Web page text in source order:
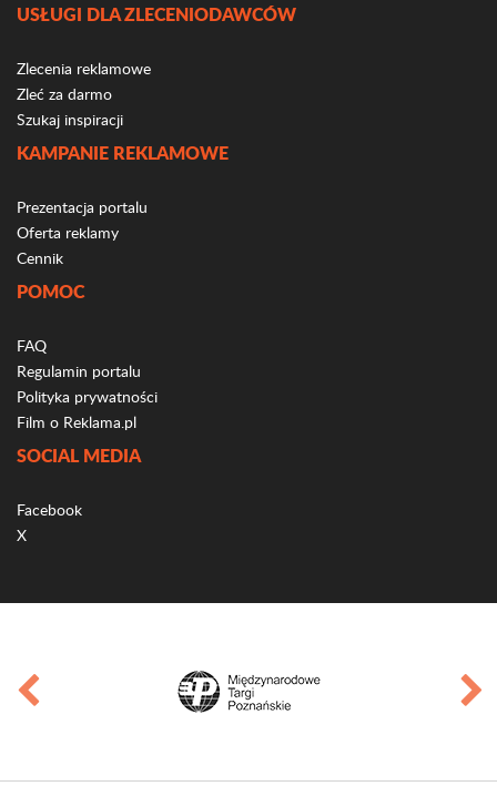
USŁUGI DLA ZLECENIODAWCÓW
Zlecenia reklamowe
Zleć za darmo
Szukaj inspiracji
KAMPANIE REKLAMOWE
Prezentacja portalu
Oferta reklamy
Cennik
POMOC
FAQ
Regulamin portalu
Polityka prywatności
Film o Reklama.pl
SOCIAL MEDIA
Facebook
X